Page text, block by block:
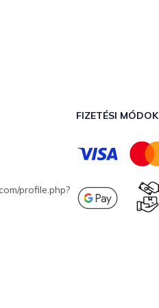
profile.php?
FIZETÉSI MÓDOK